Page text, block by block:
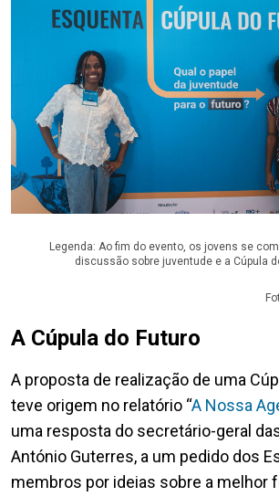
Legenda: Ao fim do evento, os jovens se
discussão sobre juventude e a Cúpula
A Cúpula do Futuro
A proposta de realização de uma
teve origem no relatório “A Nossa
uma resposta do secretário-geral
António Guterres, a um pedido dos
membros por ideias sobre a melhor